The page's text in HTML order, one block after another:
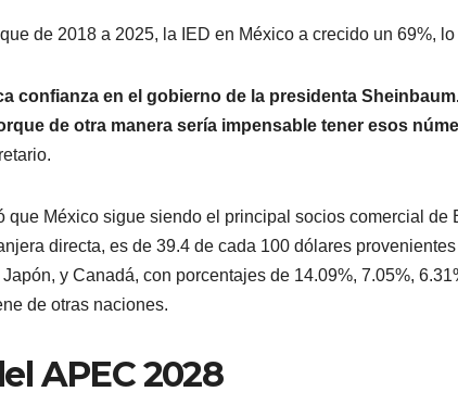
de 2018 a 2025, la IED en México a crecido un 69%,
confianza en el gobierno de la presidenta
de otra manera sería impensable tener esos
que México sigue siendo el principal socios comercial
directa, es de 39.4 de cada 100 dólares
y Canadá, con porcentajes de 14.09%, 7.05%,
de otras naciones.
APEC 2028